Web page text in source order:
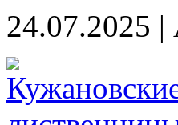
24.07.2025 |